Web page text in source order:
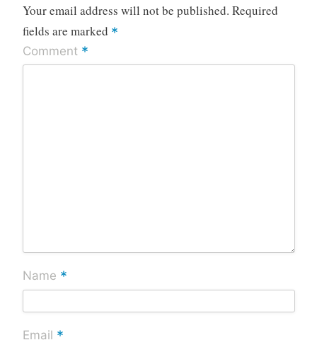
Your email address will not be published. Required
fields are marked *
Comment *
Name *
Email *